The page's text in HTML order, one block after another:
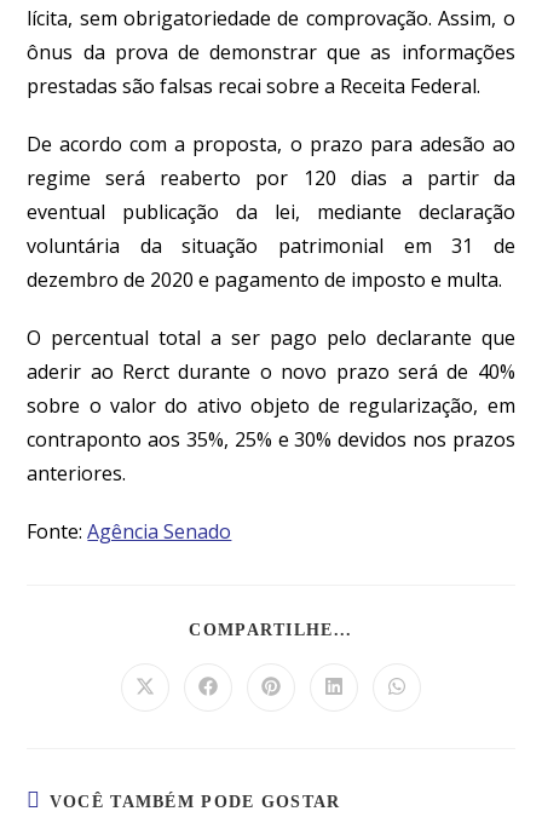
lícita, sem obrigatoriedade de comprovação. Assim, o
ônus da prova de demonstrar que as informações
prestadas são falsas recai sobre a Receita Federal.
De acordo com a proposta, o prazo para adesão ao
regime será reaberto por 120 dias a partir da
eventual publicação da lei, mediante declaração
voluntária da situação patrimonial em 31 de
dezembro de 2020 e pagamento de imposto e multa.
O percentual total a ser pago pelo declarante que
aderir ao Rerct durante o novo prazo será de 40%
sobre o valor do ativo objeto de regularização, em
contraponto aos 35%, 25% e 30% devidos nos prazos
anteriores.
Fonte:Agência Senado
COMPARTILHE...
VOCÊ TAMBÉM PODE GOSTAR